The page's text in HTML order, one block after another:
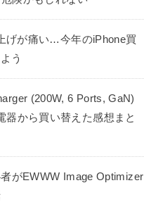
げが痛い…今年のiPhone買
う
(200W, 6 Ports, GaN)
器から買い替えた感想まと
がEWWW Image Optimizer